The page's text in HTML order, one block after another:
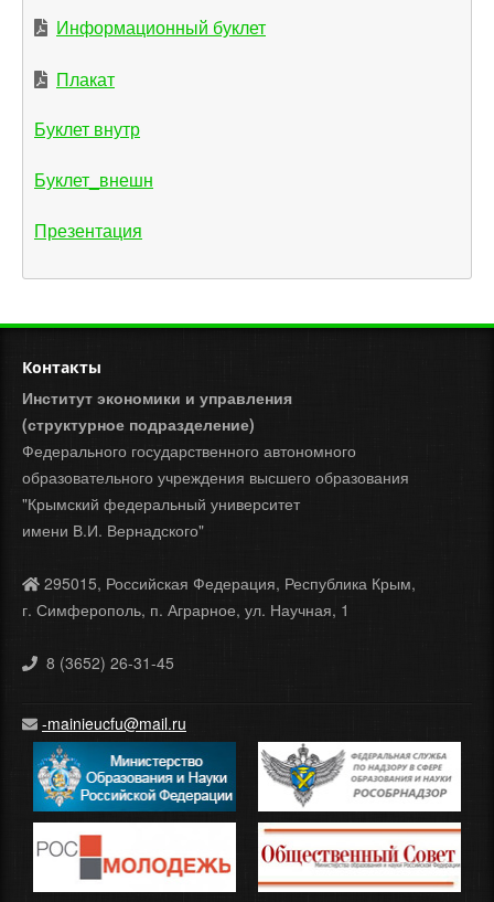
Информационный буклет
Плакат
Буклет внутр
Буклет_внешн
Презентация
Контакты
Институт экономики и управления
(структурное подразделение)
Федерального государственного автономного
образовательного учреждения высшего образования
"Крымский федеральный университет
имени В.И. Вернадского"
295015, Российская Федерация, Республика Крым,
г. Симферополь, п. Аграрное, ул. Научная, 1
8 (3652) 26-31-45
-mainieucfu@mail.ru